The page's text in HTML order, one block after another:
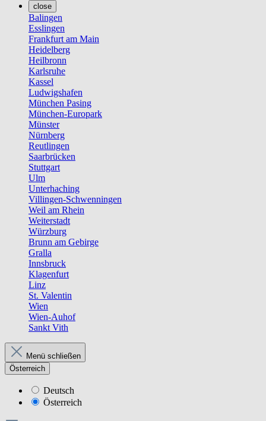
close
Balingen
Esslingen
Frankfurt am Main
Heidelberg
Heilbronn
Karlsruhe
Kassel
Ludwigshafen
München Pasing
München-Europark
Münster
Nürnberg
Reutlingen
Saarbrücken
Stuttgart
Ulm
Unterhaching
Villingen-Schwenningen
Weil am Rhein
Weiterstadt
Würzburg
Brunn am Gebirge
Gralla
Innsbruck
Klagenfurt
Linz
St. Valentin
Wien
Wien-Auhof
Sankt Vith
Menü schließen
Österreich
Deutsch
Österreich